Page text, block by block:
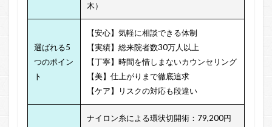
木）
選ばれる5
つのポイン
ト
【安心】気軽に相談できる体制
【実績】総来院者数30万人以上
【丁寧】時間を惜しまないカウンセリング
【美】仕上がりまで徹底追求
【ケア】リスクの対応も段違い
ナイロン糸による環状切開術：79,200円